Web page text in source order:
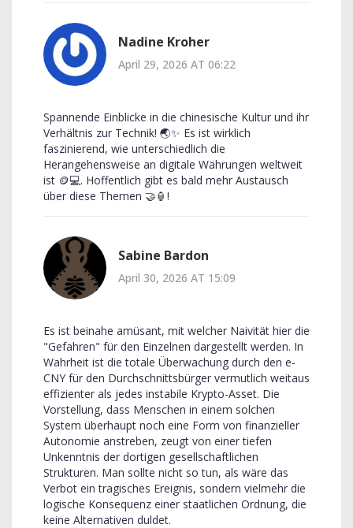
Nadine Kroher
April 29, 2026 AT 06:22
Spannende Einblicke in die chinesische Kultur und ihr
Verhältnis zur Technik! 🌏✨ Es ist wirklich
faszinierend, wie unterschiedlich die
Herangehensweise an digitale Währungen weltweit
ist 🪙💻. Hoffentlich gibt es bald mehr Austausch
über diese Themen 🤝🏮!
Sabine Bardon
April 30, 2026 AT 15:09
Es ist beinahe amüsant, mit welcher Naivität hier die
"Gefahren" für den Einzelnen dargestellt werden. In
Wahrheit ist die totale Überwachung durch den e-
CNY für den Durchschnittsbürger vermutlich weitaus
effizienter als jedes instabile Krypto-Asset. Die
Vorstellung, dass Menschen in einem solchen
System überhaupt noch eine Form von finanzieller
Autonomie anstreben, zeugt von einer tiefen
Unkenntnis der dortigen gesellschaftlichen
Strukturen. Man sollte nicht so tun, als wäre das
Verbot ein tragisches Ereignis, sondern vielmehr die
logische Konsequenz einer staatlichen Ordnung, die
keine Alternativen duldet.